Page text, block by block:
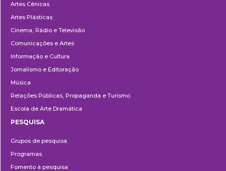
Artes Cênicas
Artes Plásticas
Cinema, Rádio e Televisão
Comunicações e Artes
Informação e Cultura
Jornalismo e Editoração
Música
Relações Públicas, Propaganda e Turismo
Escola de Arte Dramática
PESQUISA
Grupos de pesquisa
Programas
Fomento à pesquisa